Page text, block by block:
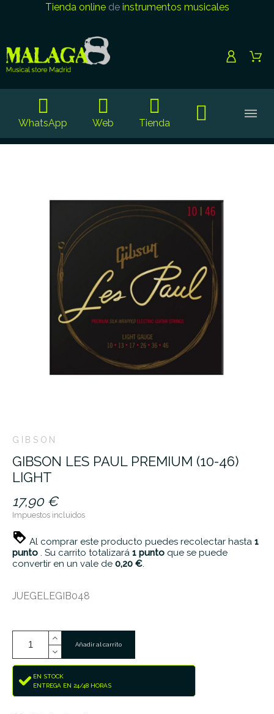
Tienda onlinede instrumentos musicales
WhatsApp Web Tienda
GIBSON
GIBSON LES PAUL PREMIUM (10-46)
LIGHT
17,90 €
Impuestos incluidos
Al comprar este producto puedes recolectar hasta 1
punto . Su carrito totalizará 1 punto que se puede
convertir en un vale de 0,20 €.
JUEGELEGIB048
Añadir al carrito
EN STOCK
ENTREGA EN 24/48 HORAS